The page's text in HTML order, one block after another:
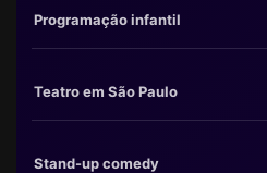
Programação infantil
Teatro em São Paulo
Stand-up comedy